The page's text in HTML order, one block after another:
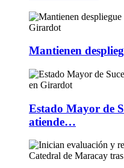
Mantienen
Estado Mayor de
atiende…